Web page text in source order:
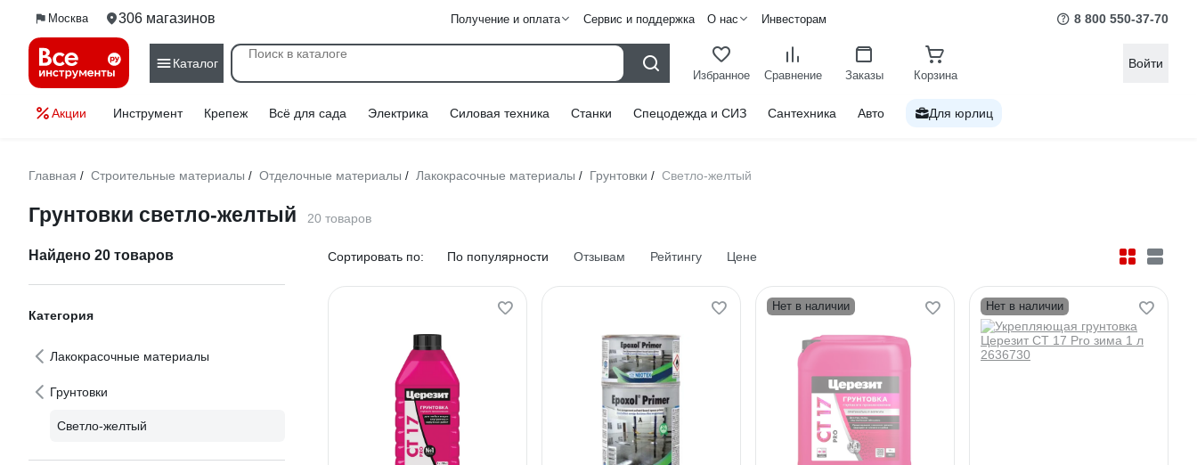
Москва 306 магазинов Получение и оплата Сервис и поддержка О нас Инвесторам 8 800 550-37-70
Каталог
Избранное Сравнение Заказы Корзина
Войти
Акции Инструмент Крепеж Всё для сада Электрика Силовая техника Станки Спецодежда и СИЗ Сантехника Авто Для юрлиц
Главная / Строительные материалы / Отделочные материалы / Лакокрасочные материалы / Грунтовки / Светло-желтый
Грунтовки светло-желтый 20 товаров
Найдено 20 товаров
Категория
Лакокрасочные материалы
Грунтовки
Светло-желтый
Сортировать по: По популярности Отзывам Рейтингу Цене
Нет в наличии Нет в наличии